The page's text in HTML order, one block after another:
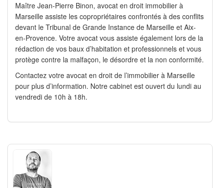
Maître Jean-Pierre Binon, avocat en droit immobilier à
Marseille assiste les copropriétaires confrontés à des conflits
devant le Tribunal de Grande Instance de Marseille et Aix-
en-Provence. Votre avocat vous assiste également lors de la
rédaction de vos baux d’habitation et professionnels et vous
protège contre la malfaçon, le désordre et la non conformité.
Contactez votre avocat en droit de l’immobilier à Marseille
pour plus d’information. Notre cabinet est ouvert du lundi au
vendredi de 10h à 18h.